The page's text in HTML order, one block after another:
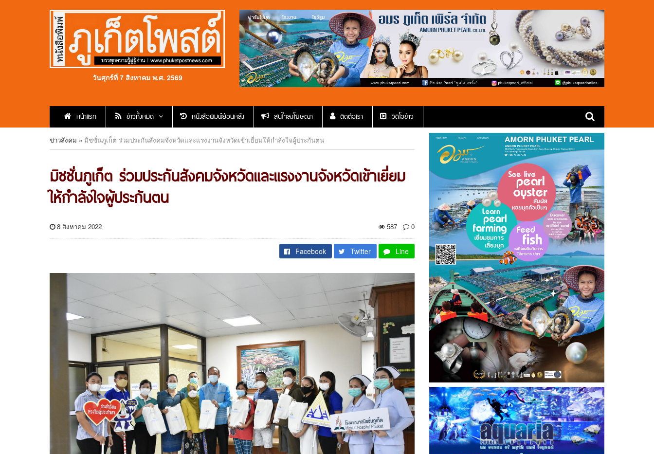
วันศุกร์ที่ 7 สิงหาคม พ.ศ. 2569
หน้าแรก ข่าวทั้งหมด หนังสือพิมพ์ย้อนหลัง สนใจลงโฆษณา ติดต่อเรา วีดีโอข่าว
ข่าวสังคม » มิชชั่นภูเก็ต ร่วมประกันสังคมจังหวัดและแรงงานจังหวัดเข้าเยี่ยมให้กำลังใจผู้ประกันตน
มิชชั่นภูเก็ต ร่วมประกันสังคมจังหวัดและแรงงานจังหวัดเข้าเยี่ยม
ให้กำลังใจผู้ประกันตน
8 สิงหาคม 2022 587 0
Facebook Twitter Line